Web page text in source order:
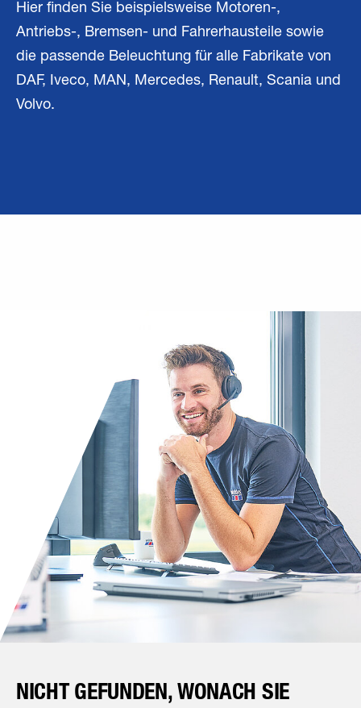
Hier finden Sie beispielsweise Motoren-,
Antriebs-, Bremsen- und Fahrerhausteile sowie
die passende Beleuchtung für alle Fabrikate von
DAF, Iveco, MAN, Mercedes, Renault, Scania und
Volvo.
NICHT GEFUNDEN, WONACH SIE